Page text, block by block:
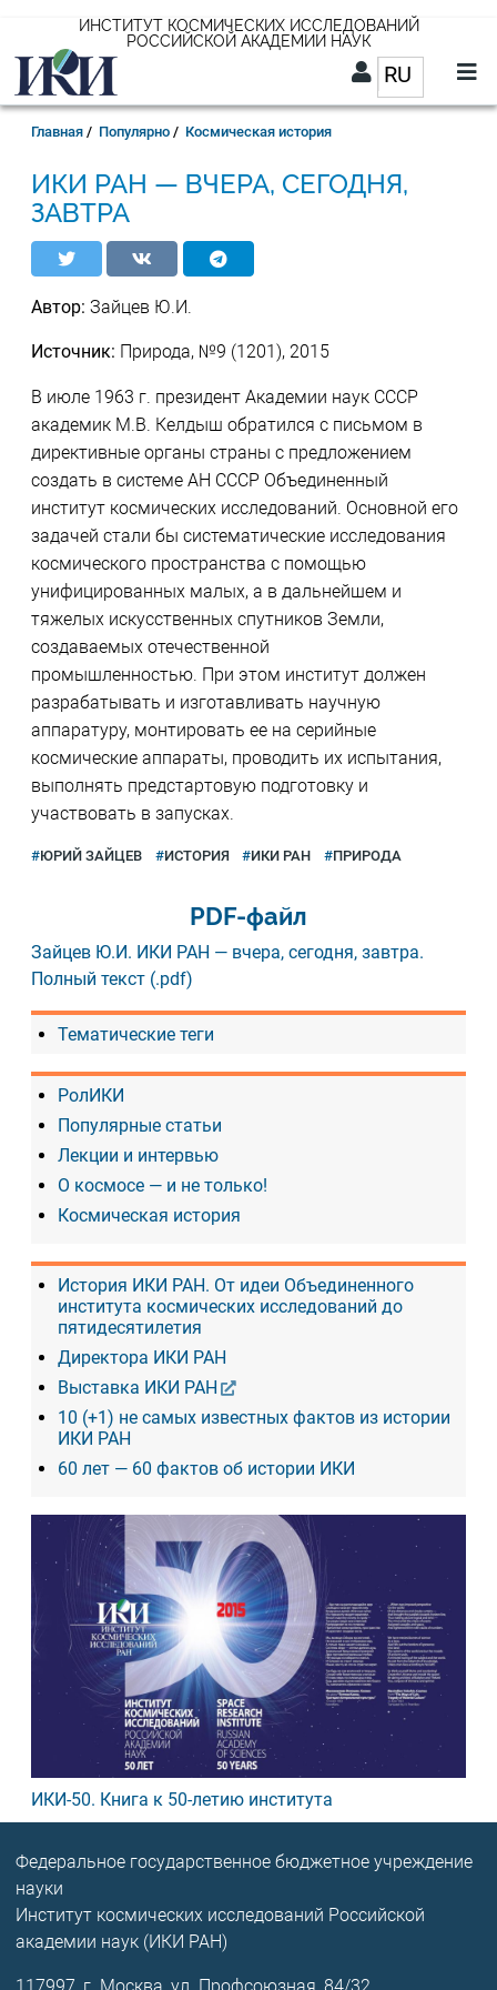
основному
содержанию
ИНСТИТУТ КОСМИЧЕСКИХ ИССЛЕДОВАНИЙ
РОССИЙСКОЙ АКАДЕМИИ НАУК
RUСписок
RU
Строка
навигации
Главная Популярно Космическая история
ИКИ РАН — ВЧЕРА, СЕГОДНЯ,
ЗАВТРА
Автор: Зайцев Ю.И.
Источник: Природа, №9 (1201), 2015
B июле 1963 г. президент Академии наук СССР
академик М.В. Келдыш обратился с письмом в
директивные органы страны с предложением
создать в системе АН СССР Объединенный
институт космических исследований. Основной его
задачей стали бы систематические исследования
космического пространства с помощью
унифицированных малых, а в дальнейшем и
тяжелых искусственных спутников Земли,
создаваемых отечественной
промышленностью. При этом институт должен
разрабатывать и изготавливать научную
аппаратуру, монтировать ее на серийные
космические аппараты, проводить их испытания,
выполнять предстартовую подготовку и
участвовать в запусках.
ЮРИЙ ЗАЙЦЕВ ИСТОРИЯ ИКИ РАН ПРИРОДА
PDF-файл
Зайцев Ю.И. ИКИ РАН — вчера, сегодня, завтра.
Полный текст (.pdf)
Тематические теги
РолИКИ
Популярные статьи
Лекции и интервью
О космосе — и не только!
Космическая история
История ИКИ РАН. От идеи Объединенного
института космических исследований до
пятидесятилетия
Директора ИКИ РАН
Выставка ИКИ РАН
10 (+1) не самых известных фактов из истории
ИКИ РАН
60 лет — 60 фактов об истории ИКИ
ИКИ-50. Книга к 50-летию института
Федеральное государственное бюджетное учреждение
науки
Институт космических исследований Российской
академии наук (ИКИ РАН)